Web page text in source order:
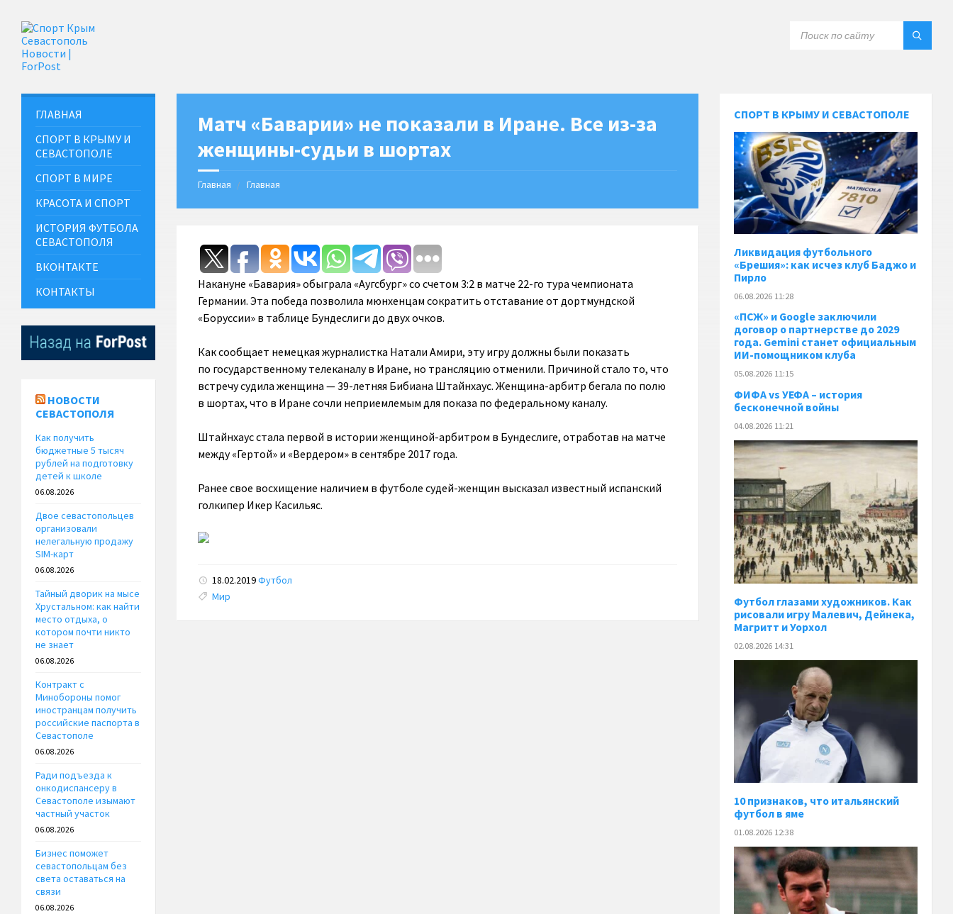
Матч «Баварии» не показали в Иране. Все из-за
женщины-судьи в шортах
Главная Главная
Накануне «Бавария» обыграла «Аугсбург» со счетом 3:2 в матче 22-го тура чемпионата
Германии. Эта победа позволила мюнхенцам сократить отставание от дортмундской
«Боруссии» в таблице Бундеслиги до двух очков.
Как сообщает немецкая журналистка Натали Амири, эту игру должны были показать
по государственному телеканалу в Иране, но трансляцию отменили. Причиной стало то, что
встречу судила женщина — 39-летняя Бибиана Штайнхаус. Женщина-арбитр бегала по полю
в шортах, что в Иране сочли неприемлемым для показа по федеральному каналу.
Штайнхаус стала первой в истории женщиной-арбитром в Бундеслиге, отработав на матче
между «Гертой» и «Вердером» в сентябре 2017 года.
Ранее свое восхищение наличием в футболе судей-женщин высказал известный испанский
голкипер Икер Касильяс.
18.02.2019Футбол
Tags:
Мир
ГЛАВНАЯ
СПОРТ В КРЫМУ И
СЕВАСТОПОЛЕ
СПОРТ В МИРЕ
КРАСОТА И СПОРТ
ИСТОРИЯ ФУТБОЛА
СЕВАСТОПОЛЯ
ВКОНТАКТЕ
КОНТАКТЫ
НОВОСТИ
СЕВАСТОПОЛЯ
Как получить
бюджетные 5 тысяч
рублей на подготовку
детей к школе
06.08.2026
Двое севастопольцев
организовали
нелегальную продажу
SIM-карт
06.08.2026
Тайный дворик на мысе
Хрустальном: как найти
место отдыха, о
котором почти никто
не знает
06.08.2026
Контракт с
Минобороны помог
иностранцам получить
российские паспорта в
Севастополе
06.08.2026
Ради подъезда к
онкодиспансеру в
Севастополе изымают
частный участок
06.08.2026
Бизнес поможет
севастопольцам без
света оставаться на
связи
06.08.2026
СПОРТ В КРЫМУ И СЕВАСТОПОЛЕ
Ликвидация футбольного
«Брешия»: как исчез клуб Баджо и
Пирло
06.08.2026 11:28
«ПСЖ» и Google заключили
договор о партнерстве до 2029
года. Gemini станет официальным
ИИ-помощником клуба
05.08.2026 11:15
ФИФА vs УЕФА – история
бесконечной войны
04.08.2026 11:21
Футбол глазами художников. Как
рисовали игру Малевич, Дейнека,
Магритт и Уорхол
02.08.2026 14:31
10 признаков, что итальянский
футбол в яме
01.08.2026 12:38